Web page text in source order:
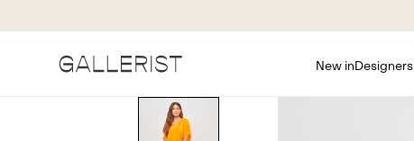
New in Designers